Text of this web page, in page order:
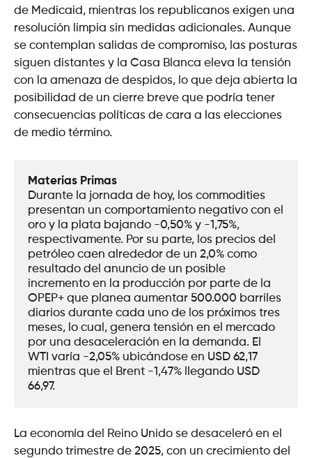
de Medicaid, mientras los republicanos exigen una
resolución limpia sin medidas adicionales. Aunque
se contemplan salidas de compromiso, las posturas
siguen distantes y la Casa Blanca eleva la tensión
con la amenaza de despidos, lo que deja abierta la
posibilidad de un cierre breve que podría tener
consecuencias políticas de cara a las elecciones
de medio término.
Materias Primas
Durante la jornada de hoy, los commodities
presentan un comportamiento negativo con el
oro y la plata bajando -0,50% y -1,75%,
respectivamente. Por su parte, los precios del
petróleo caen alrededor de un 2,0% como
resultado del anuncio de un posible
incremento en la producción por parte de la
OPEP+ que planea aumentar 500.000 barriles
diarios durante cada uno de los próximos tres
meses, lo cual, genera tensión en el mercado
por una desaceleración en la demanda. El
WTI varía -2,05% ubicándose en USD 62,17
mientras que el Brent -1,47% llegando USD
66,97.
La economía del Reino Unido se desaceleró en el
segundo trimestre de 2025, con un crecimiento del